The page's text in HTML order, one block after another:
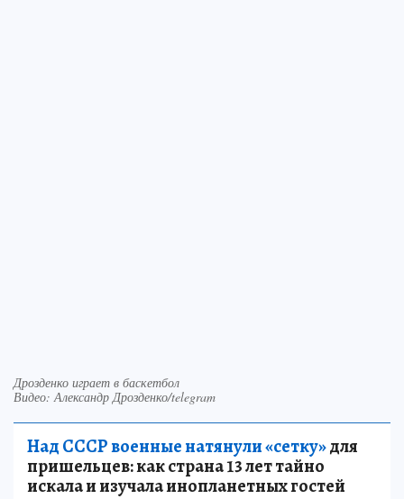
Дрозденко играет в баскетбол
Видео: Александр Дрозденко/telegram
Над СССР военные натянули «сетку»для
пришельцев: как страна 13 лет тайно
искала и изучала инопланетных гостей